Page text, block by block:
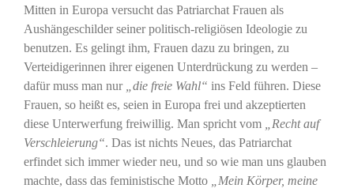
Mitten in Europa versucht das Patriarchat Frauen als
Aushängeschilder seiner politisch-religiösen Ideologie zu
benutzen. Es gelingt ihm, Frauen dazu zu bringen, zu
Verteidigerinnen ihrer eigenen Unterdrückung zu werden –
dafür muss man nur
„die freie Wahl“ ins Feld führen. Diese
Frauen, so heißt es, seien in Europa frei und akzeptierten
diese Unterwerfung freiwillig. Man spricht vom
„Recht auf
Verschleierung“. Das ist nichts Neues, das Patriarchat
erfindet sich immer wieder neu, und so wie man uns glauben
machte, dass das feministische Motto
„Mein Körper, meine